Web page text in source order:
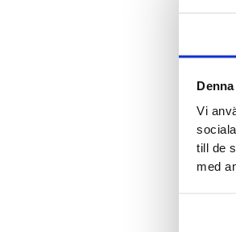
Vi
till de
med